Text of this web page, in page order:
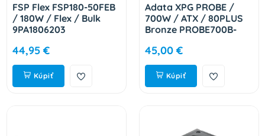
FSP Flex FSP180-50FEB
/ 180W / Flex / Bulk
9PA1806203
44,95 €
Kúpiť
Adata XPG PROBE /
700W / ATX / 80PLUS
Bronze PROBE700B-
45,00 €
Kúpiť